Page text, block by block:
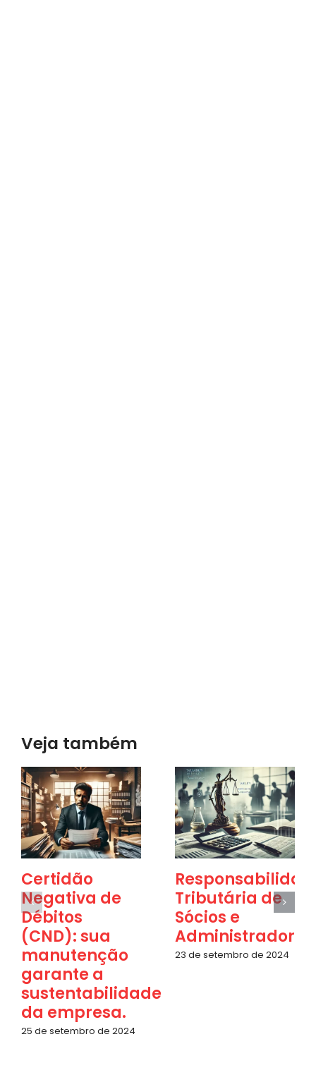
Veja também
Certidão
Negativa de
Débitos
(CND): sua
manutenção
garante a
sustentabilidade
da empresa.
25 de setembro de 2024
Tributária de
Sócios e
Administradores
23 de setembro de 2024